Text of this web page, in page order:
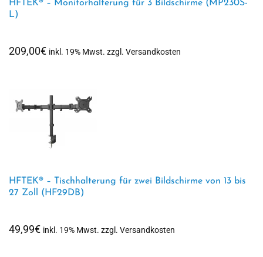
HFTEK® – Monitorhalterung für 3 Bildschirme (MP230S-
L)
209,00€ inkl. 19% Mwst. zzgl. Versandkosten
HFTEK® – Tischhalterung für zwei Bildschirme von 13 bis
27 Zoll (HF29DB)
49,99€ inkl. 19% Mwst. zzgl. Versandkosten